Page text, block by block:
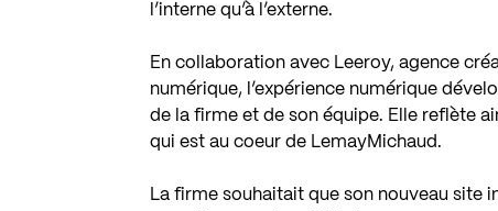
l’interne qu’à l’externe.
En collaboration avec Leeroy, agence
numérique, l’expérience numérique
de la firme et de son équipe. Elle reflète
qui est au coeur de LemayMichaud.
La firme souhaitait que son nouveau site